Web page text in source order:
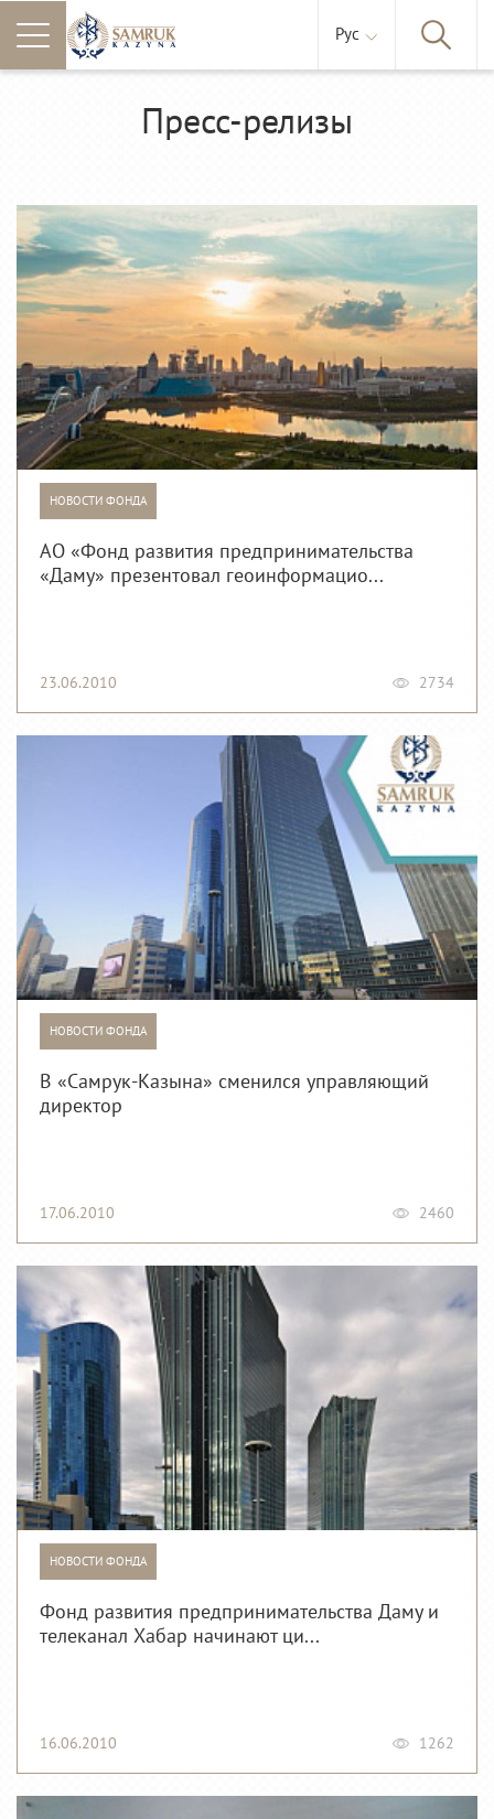
Рус
Пресс-релизы
НОВОСТИ ФОНДА
АО «Фонд развития предпринимательства
«Даму» презентовал геоинформацио...
23.06.2010 2734
НОВОСТИ ФОНДА
В «Самрук-Казына» сменился управляющий
директор
17.06.2010 2460
НОВОСТИ ФОНДА
Фонд развития предпринимательства Даму и
телеканал Хабар начинают ци...
16.06.2010 1262